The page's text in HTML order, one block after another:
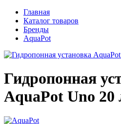
Главная
Каталог товаров
Бренды
AquaPot
Гидропонная
AquaPot Uno